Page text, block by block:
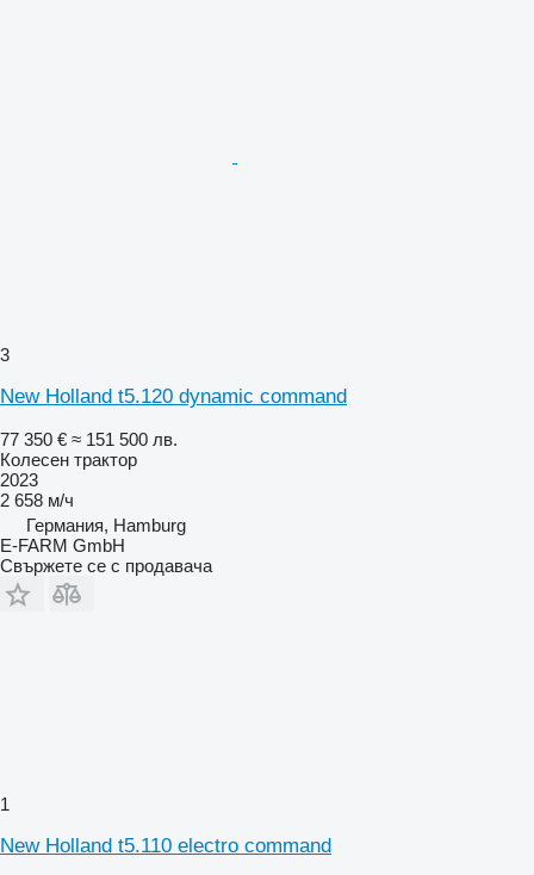
3
New Holland t5.120 dynamic command
77 350 € ≈ 151 500 лв.
Колесен трактор
2023
2 658 м/ч
Германия, Hamburg
E-FARM GmbH
Свържете се с продавача
1
New Holland t5.110 electro command